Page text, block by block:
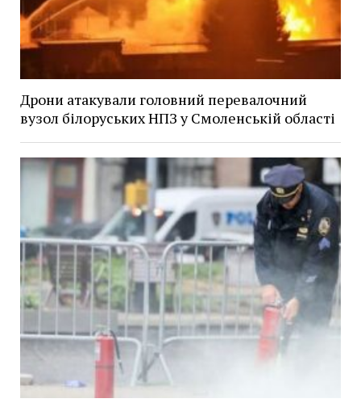
Дрони атакували головний перевалочний
вузол білоруських НПЗ у Смоленській області